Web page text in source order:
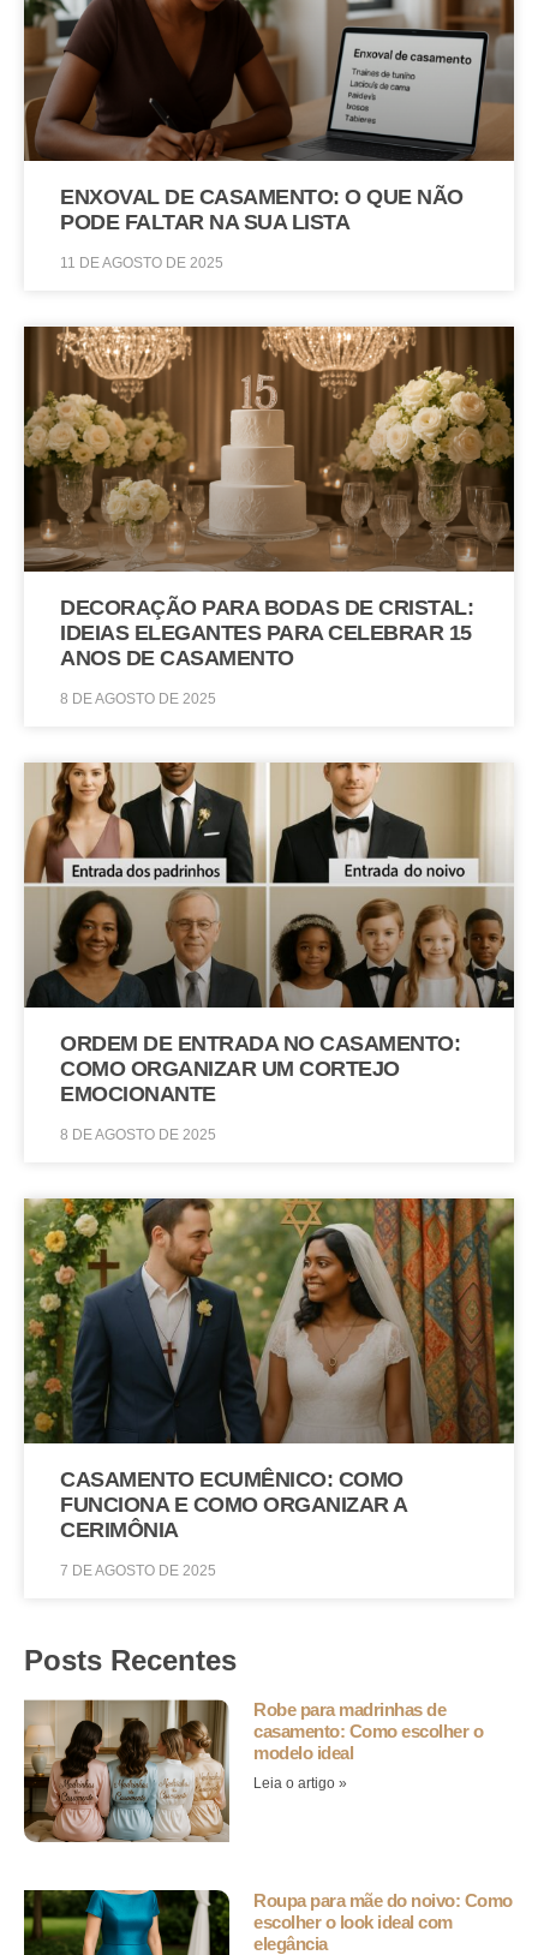
ENXOVAL DE CASAMENTO: O QUE NÃO
PODE FALTAR NA SUA LISTA
11 DE AGOSTO DE 2025
DECORAÇÃO PARA BODAS DE CRISTAL:
IDEIAS ELEGANTES PARA CELEBRAR 15
ANOS DE CASAMENTO
8 DE AGOSTO DE 2025
ORDEM DE ENTRADA NO CASAMENTO:
COMO ORGANIZAR UM CORTEJO
EMOCIONANTE
8 DE AGOSTO DE 2025
CASAMENTO ECUMÊNICO: COMO
FUNCIONA E COMO ORGANIZAR A
CERIMÔNIA
7 DE AGOSTO DE 2025
Posts Recentes
Robe para madrinhas de
casamento: Como escolher o
modelo ideal
Leia o artigo »
Roupa para mãe do noivo: Como
escolher o look ideal com
elegância